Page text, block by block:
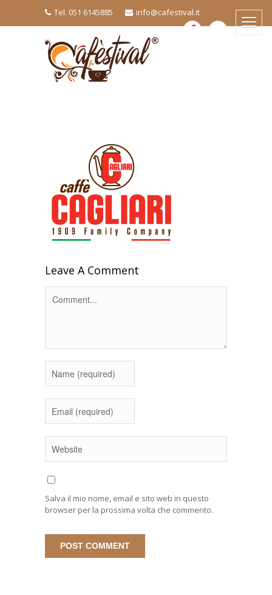
Tel. 051 6145885 info@cafestival.it
Leave A Comment
Salva il mio nome, email e sito web in questo
browser per la prossima volta che commento.